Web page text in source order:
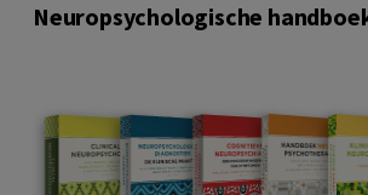
Neuropsychologische